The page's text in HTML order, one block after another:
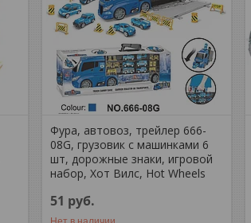
Фура, автовоз, трейлер 666-
08G, грузовик с машинками 6
шт, дорожные знаки, игровой
набор, Хот Вилс, Hot Wheels
51 руб.